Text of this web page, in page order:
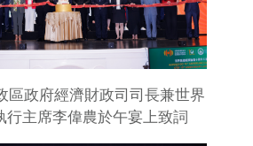
區政府經濟財政司司長兼世界
行主席李偉農於午宴上致詞